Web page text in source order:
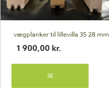
vægplanker til lillevilla 35 28 mm
1 900,00 kr.
SE